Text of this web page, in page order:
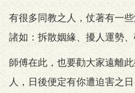
有很多同教之人，仗著有一
諸如：拆散姻緣、擾人運勢
師傅在此，也要勸大家遠離
人，日後便定有你遭迫害之